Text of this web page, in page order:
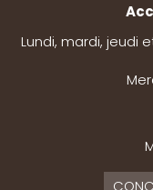
Lundi, mardi, jeudi